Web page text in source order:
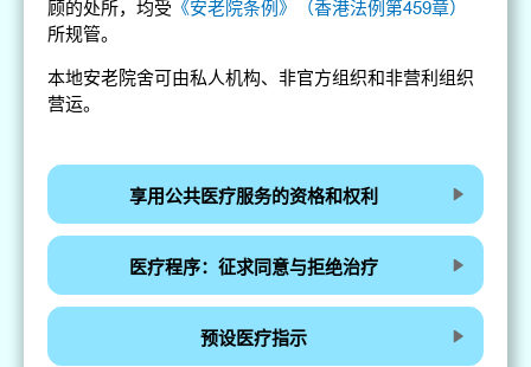
顾的处所，均受 《安老院条例》（香港法例第459章）
所规管。
本地安老院舍可由私人机构、非官方组织和非营利组织
营运。
享用公共医疗服务的资格和权利
医疗程序：征求同意与拒绝治疗
预设医疗指示